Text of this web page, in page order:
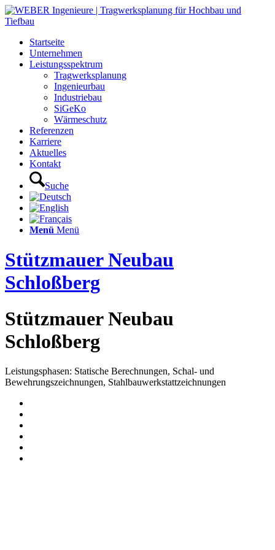
Startseite
Unternehmen
Leistungsspektrum
Tragwerksplanung
Ingenieurbau
Industriebau
SiGeKo
Wärmeschutz
Referenzen
Karriere
Aktuelles
Kontakt
Suche
Menü Menü
Stützmauer Neubau
Schloßberg
Stützmauer Neubau
Schloßberg
Leistungsphasen: Statische Berechnungen, Schal- und
Bewehrungszeichnungen, Stahlbauwerkstattzeichnungen